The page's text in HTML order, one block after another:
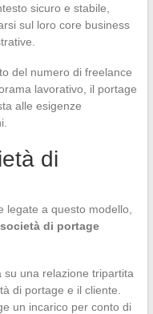
sicuro e stabile,
sul loro core business
del numero di freelance
lavorativo, il portage
alle esigenze
di
legate a questo modello,
società di portage
una relazione tripartita
di portage e il cliente.
un incarico per conto di